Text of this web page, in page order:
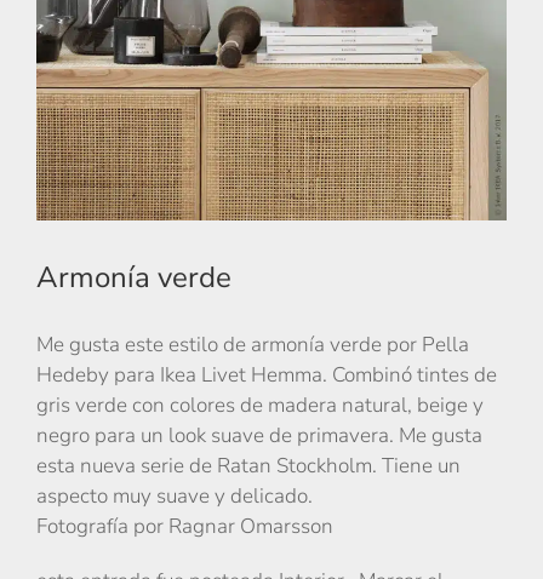
Armonía verde
Me gusta este estilo de armonía verde por Pella
Hedeby para Ikea Livet Hemma. Combinó tintes de
gris verde con colores de madera natural, beige y
negro para un look suave de primavera. Me gusta
esta nueva serie de Ratan Stockholm. Tiene un
aspecto muy suave y delicado.
Fotografía por Ragnar Omarsson